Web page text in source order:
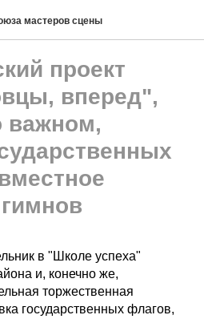
мастеров сцены
проект
вперед",
важном,
в "Школе успеха"
и, конечно же,
торжественная
государственных флагов,